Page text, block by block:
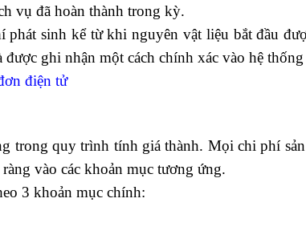
vụ đã hoàn thành trong kỳ.
sinh kể từ khi nguyên vật liệu bắt đầu
ghi nhận một cách chính xác vào hệ
điện tử
trong quy trình tính giá thành. Mọi chi phí
vào các khoản mục tương ứng.
3 khoản mục chính: